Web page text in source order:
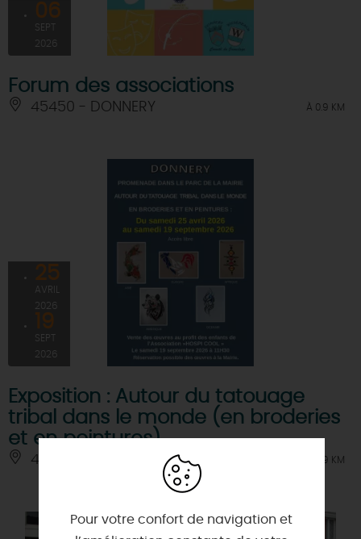
06
SEPT
2026
Forum des associations
45450 - DONNERY À 0.9 KM
25
AVRIL
2026
19
SEPT
2026
Exposition : Autour du tatouage
tribal dans le monde (en broderies
et en peintures)
45450 - DONNERY À 0.9 KM
Pour votre confort de navigation et